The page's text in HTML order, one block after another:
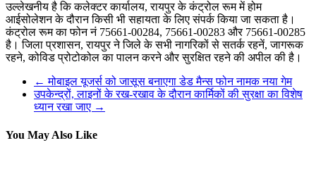
उल्लेखनीय है कि कलेक्टर कार्यालय, रायपुर के कंट्रोल रूम में होम
आईसोलेशन के दौरान किसी भी सहायता के लिए संपर्क किया जा सकता है।
कंट्रोल रूम का फोन नं 75661-00284, 75661-00283 और 75661-00285
है। जिला प्रशासन, रायपुर ने जिले के सभी नागरिकों से सतर्क रहनें, जागरूक
रहने, कोविड प्रोटोकोल का पालन करने और सुरक्षित रहने की अपील की है।
← मोबाइल यूजर्स को जासूस बनाएगा डेड मैन्स फोन नामक नया गेम
उपकेन्द्रों, लाइनों के रख-रखाव के दौरान कार्मिकों की सुरक्षा का विशेष
ध्यान रखा जाए →
You May Also Like